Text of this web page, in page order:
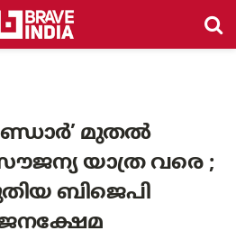
മുതൽ
യാത്ര വരെ ;
ബിജെപി
ജനക്ഷേമ